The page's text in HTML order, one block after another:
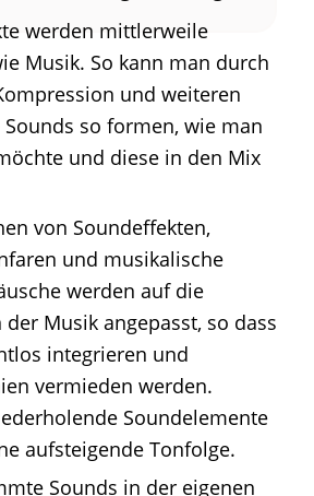
werden mittlerweile
Musik. So kann man durch
und weiteren
so formen, wie man
und diese in den Mix
von Soundeffekten,
und musikalische
werden auf die
Musik angepasst, so dass
integrieren und
vermieden werden.
Soundelemente
aufsteigende Tonfolge.
Sounds in der eigenen